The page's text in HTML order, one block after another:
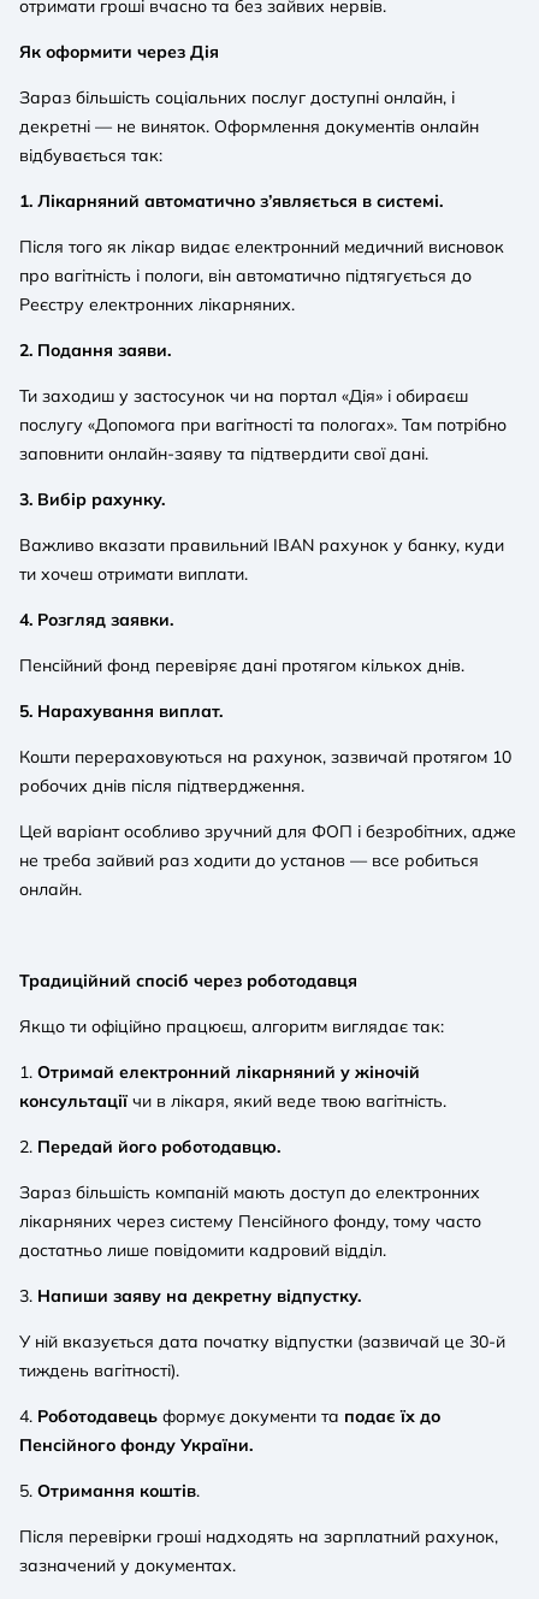
отримати гроші вчасно та без зайвих нервів.
Як оформити через Дія
Зараз більшість соціальних послуг доступні онлайн, і
декретні — не виняток. Оформлення документів онлайн
відбувається так:
1. Лікарняний автоматично з’являється в системі.
Після того як лікар видає електронний медичний висновок
про вагітність і пологи, він автоматично підтягується до
Реєстру електронних лікарняних.
2. Подання заяви.
Ти заходиш у застосунок чи на портал «Дія» і обираєш
послугу «Допомога при вагітності та пологах». Там потрібно
заповнити онлайн-заяву та підтвердити свої дані.
3. Вибір рахунку.
Важливо вказати правильний IBAN рахунок у банку, куди
ти хочеш отримати виплати.
4. Розгляд заявки.
Пенсійний фонд перевіряє дані протягом кількох днів.
5. Нарахування виплат.
Кошти перераховуються на рахунок, зазвичай протягом 10
робочих днів після підтвердження.
Цей варіант особливо зручний для ФОП і безробітних, адже
не треба зайвий раз ходити до установ — все робиться
онлайн.
Традиційний спосіб через роботодавця
Якщо ти офіційно працюєш, алгоритм виглядає так:
1. Отримай електронний лікарняний у жіночій
консультації чи в лікаря, який веде твою вагітність.
2. Передай його роботодавцю.
Зараз більшість компаній мають доступ до електронних
лікарняних через систему Пенсійного фонду, тому часто
достатньо лише повідомити кадровий відділ.
3. Напиши заяву на декретну відпустку.
У ній вказується дата початку відпустки (зазвичай це 30-й
тиждень вагітності).
4. Роботодавець формує документи та подає їх до
Пенсійного фонду України.
5. Отримання коштів.
Після перевірки гроші надходять на зарплатний рахунок,
зазначений у документах.